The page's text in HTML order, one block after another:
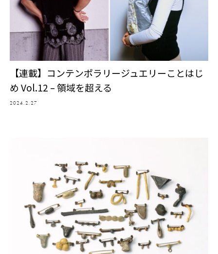
【連載】コンテンポラリージュエリーことはじ
め Vol.12 – 領域を超える
2024.2.27